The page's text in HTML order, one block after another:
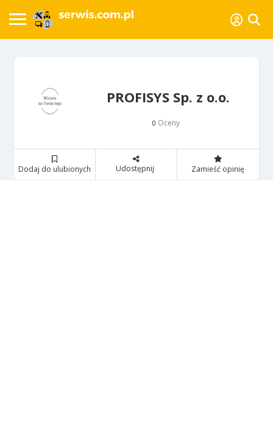
PROFISYS Sp. z o.o.
0 Oceny
Dodaj do ulubionych Udostępnij Zamieść opinię